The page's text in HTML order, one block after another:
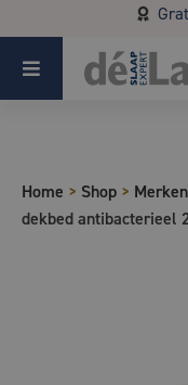
Koopzondag 29
Home > Shop > Merken
dekbed antibacterieel